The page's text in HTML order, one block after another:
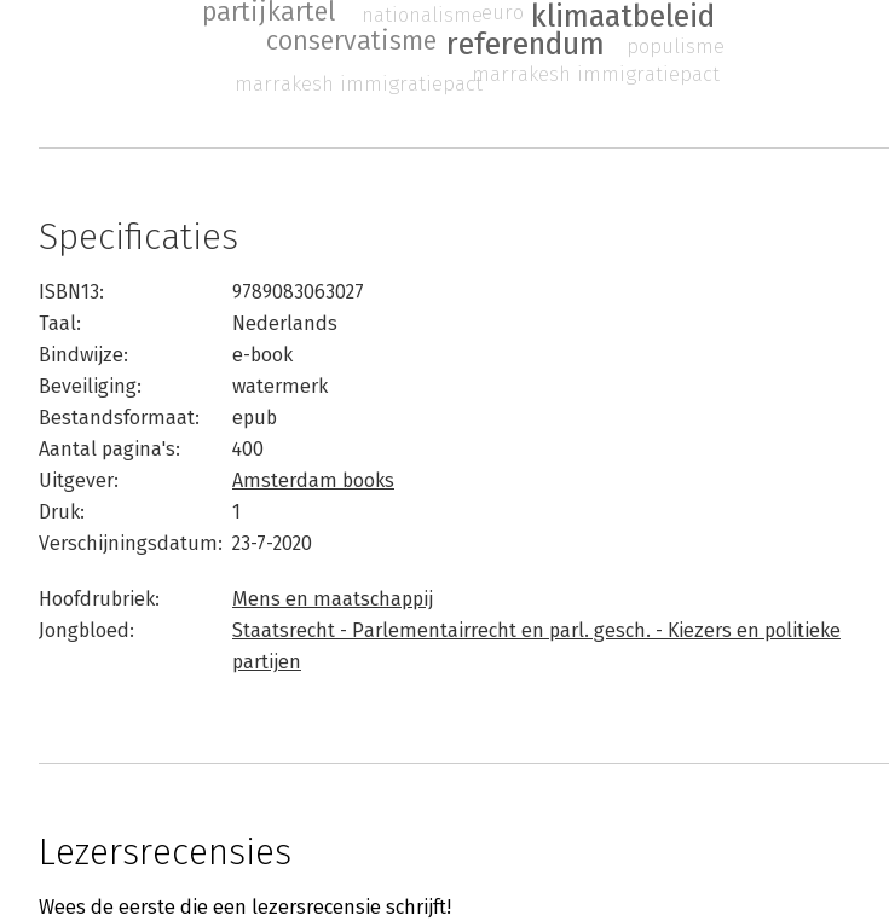
klimaatbeleid
referendum
conservatisme
partijkartel
marrakesh immigratiepact
euro
nationalisme
populisme
marrakesh immigratiepact
Specificaties
ISBN13:
9789083063027
Taal:
Nederlands
Bindwijze:
e-book
Beveiliging:
watermerk
Bestandsformaat:
epub
Aantal pagina's:
400
Uitgever:
Amsterdam books
Druk:
1
Verschijningsdatum: 23-7-2020
Hoofdrubriek:
Mens en maatschappij
Jongbloed:
Staatsrecht - Parlementairrecht en parl. gesch. - Kiezers en politieke
partijen
Lezersrecensies
Wees de eerste die een lezersrecensie schrijft!